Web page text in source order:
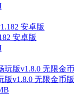
安卓版
v1.8.0 无限金币版